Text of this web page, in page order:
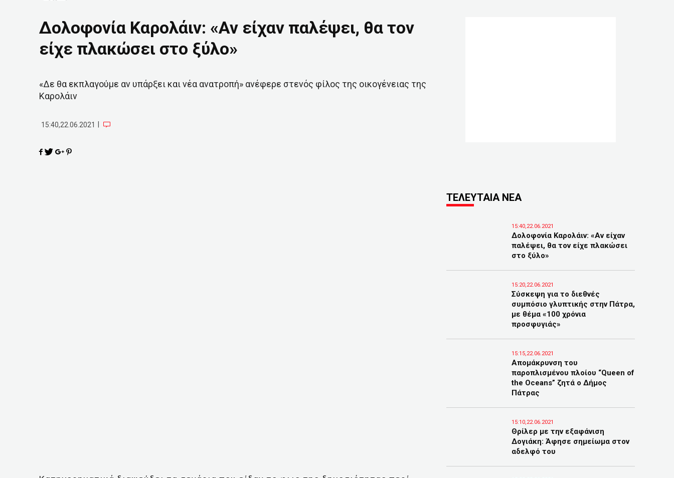
Δολοφονία Καρολάιν: «Αν είχαν παλέψει, θα τον
είχε πλακώσει στο ξύλο»
«Δε θα εκπλαγούμε αν υπάρξει και νέα ανατροπή» ανέφερε στενός φίλος της οικογένειας της
Καρολάιν
15:40,22.06.2021
ΤΕΛΕΥΤΑΙΑ ΝΕΑ
15:40,22.06.2021
Δολοφονία Καρολάιν: «Αν είχαν
παλέψει, θα τον είχε πλακώσει
στο ξύλο»
15:20,22.06.2021
Σύσκεψη για το διεθνές
συμπόσιο γλυπτικής στην Πάτρα,
με θέμα «100 χρόνια
προσφυγιάς»
15:15,22.06.2021
Απομάκρυνση του
παροπλισμένου πλοίου “Queen of
the Oceans” ζητά ο Δήμος
Πάτρας
15:10,22.06.2021
Θρίλερ με την εξαφάνιση
Δογιάκη: Άφησε σημείωμα στον
αδελφό του